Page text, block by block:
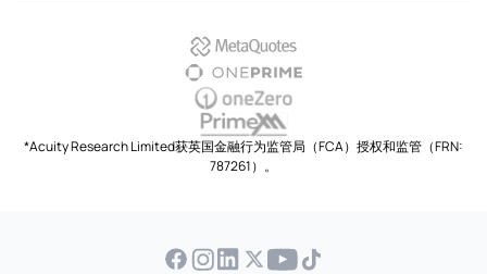
MetaQuotes
OnePrime
OneZero
PrimeXM
*Acuity Research Limited获英国金融行为监管局（FCA）授权和监管（FRN:
787261）。